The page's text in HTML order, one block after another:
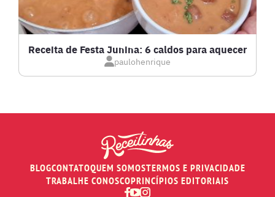
MASSAS E PASTAS
RECEITAS DE AIR FRYER
Receita de Festa Junina: 6 caldos para aquecer
paulohenrique
BLOGCONTATOQUEM SOMOSTERMOS E PRIVACIDADE
TRABALHE CONOSCOPRINCÍPIOS EDITORIAIS